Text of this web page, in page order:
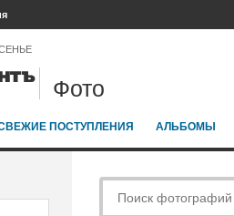
Фото
ПОСТУПЛЕНИЯ АЛЬБОМЫ